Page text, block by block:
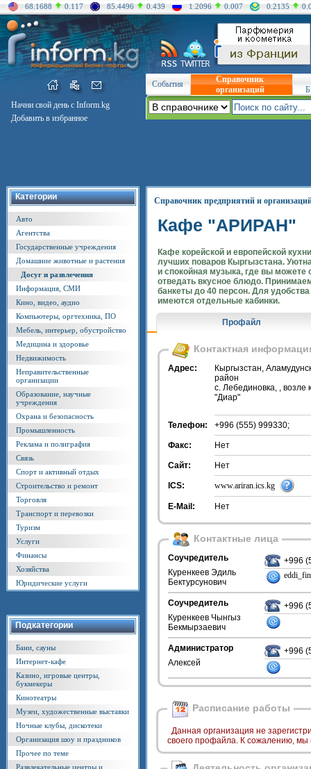
68.1688 0.117 85.4496 0.439 1.2096 0.007 0.2135
Начни свой день с Inform.kg
Добавить в избранное
События
Справочник
организаций
Категории
Авто
Агентства
Государственные учреждения
Домашние животные и растения
Досуг и развлечения
Информация, СМИ
Кино, видео, аудио
Компьютеры, оргтехника, ПО
Мебель, интерьер, обустройство
Медицина и здоровье
Недвижимость
Неправительственные
организации
Образование, научные
учреждения
Охрана и безопасность
Промышленность
Реклама и полиграфия
Связь
Спорт и активный отдых
Строительство и ремонт
Торговля
Транспорт и перевозки
Туризм
Услуги
Финансы
Хозяйства
Юридические услуги
Подкатегории
Бани, сауны
Интернет-кафе
Казино, игровые центры,
букмекеры
Кинотеатры
Музеи, художественные выставки
Ночные клубы, дискотеки
Организация шоу и праздников
Прочее по теме
Развлекательные центры и
Справочник предприятий и
Кафе "АРИРАН"
Кафе корейской и европейской
лучших поваров Кыргызстана.
и спокойная музыка, где вы можете
отведать вкусное блюдо.
банкеты до 40 персон. Для удобства
имеются отдельные кабинки.
Профайл
Контактная
Адрес:
Кыргызстан,
район
с. Лебединовка, , возле
"Диар"
Телефон: +996 (555) 999330;
Факс: Нет
Сайт: Нет
ICS: www.ariran.ics.kg
E-Mail: Нет
Контактные лица
Соучредитель
Куренкеев Эдиль
Бектурсунович
+996
Соучредитель
Куренкеев Чынгыз
Бекмырзаевич
+996
Администратор
Алексей
+996
Расписание работы
Данная организация не
своего профайла. К сожалению,